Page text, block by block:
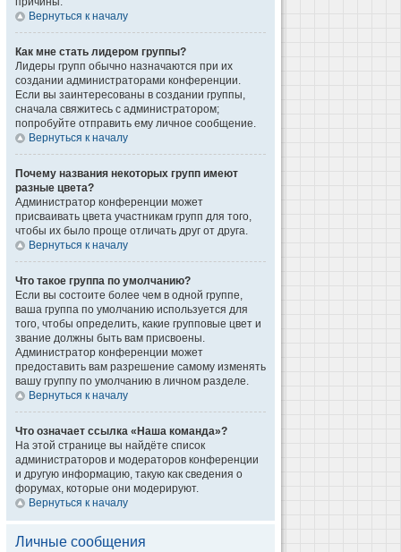
Вернуться к началу
Как мне стать лидером группы?
Лидеры групп обычно назначаются при их
создании администраторами конференции.
Если вы заинтересованы в создании группы,
сначала свяжитесь с администратором;
попробуйте отправить ему личное сообщение.
Вернуться к началу
Почему названия некоторых групп имеют
разные цвета?
Администратор конференции может
присваивать цвета участникам групп для того,
чтобы их было проще отличать друг от друга.
Вернуться к началу
Что такое группа по умолчанию?
Если вы состоите более чем в одной группе,
ваша группа по умолчанию используется для
того, чтобы определить, какие групповые цвет и
звание должны быть вам присвоены.
Администратор конференции может
предоставить вам разрешение самому изменять
вашу группу по умолчанию в личном разделе.
Вернуться к началу
Что означает ссылка «Наша команда»?
На этой странице вы найдёте список
администраторов и модераторов конференции
и другую информацию, такую как сведения о
форумах, которые они модерируют.
Вернуться к началу
Личные сообщения